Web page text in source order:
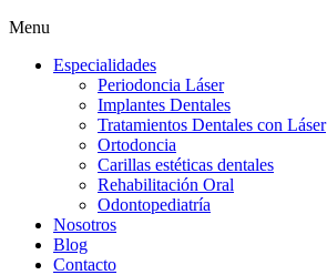
Menu
Especialidades
Periodoncia Láser
Implantes Dentales
Tratamientos Dentales con Láser
Ortodoncia
Carillas estéticas dentales
Rehabilitación Oral
Odontopediatría
Nosotros
Blog
Contacto